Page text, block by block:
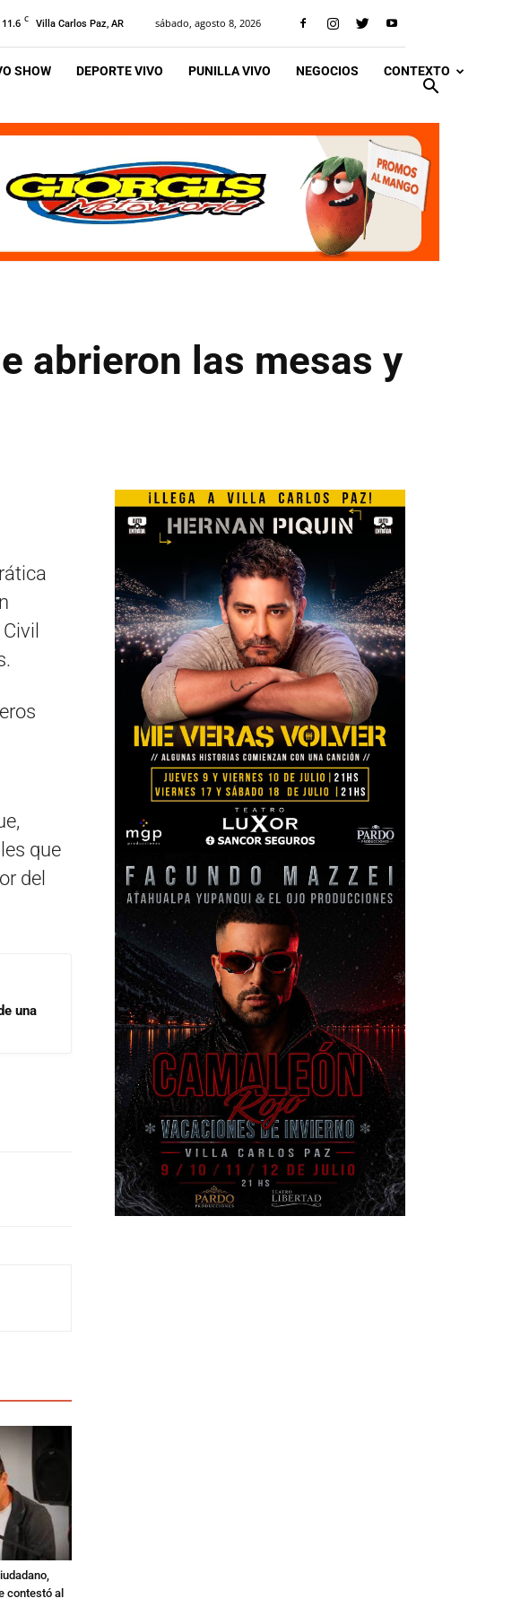
11.6 C Villa Carlos Paz, AR sábado, agosto 8, 2026
SHOW DEPORTE VIVO PUNILLA VIVO NEGOCIOS CONTEXTO
abrieron las mesas y
que
del
una
contestó al